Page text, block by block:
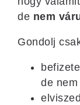
de nem
Gondolj
de